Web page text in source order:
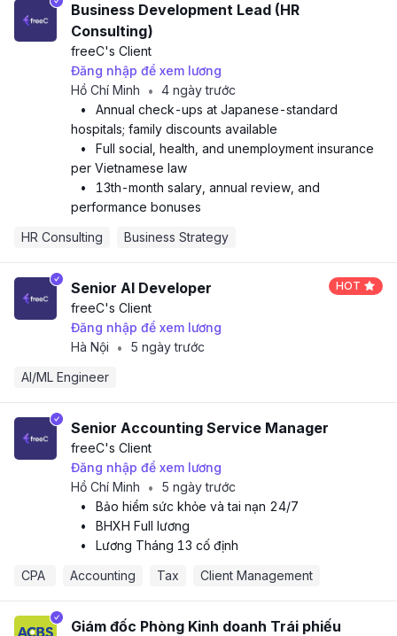
Business Development Lead (HR
Consulting)
freeC's Client
Đăng nhập để xem lương
Hồ Chí Minh
• 4 ngày trước
•
Annual check-ups at Japanese-standard
hospitals; family discounts available
•
Full social, health, and unemployment insurance
per Vietnamese law
•
13th-month salary, annual review, and
performance bonuses
HR Consulting
Business Strategy
Senior AI Developer HOT
freeC's Client
Đăng nhập để xem lương
Hà Nội
•
5 ngày trước
AI/ML Engineer
Senior Accounting Service Manager
freeC's Client
Đăng nhập để xem lương
Hồ Chí Minh
•
5 ngày trước
•
Bảo hiểm sức khỏe và tai nạn 24/7
•
BHXH Full lương
•
Lương Tháng 13 cố định
CPA
Accounting Tax Client Management
Giám đốc Phòng Kinh doanh Trái phiếu